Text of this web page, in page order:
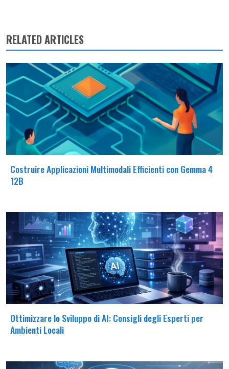
RELATED ARTICLES
Costruire Applicazioni Multimodali Efficienti con Gemma 4
12B
Ottimizzare lo Sviluppo di AI: Consigli degli Esperti per
Ambienti Locali